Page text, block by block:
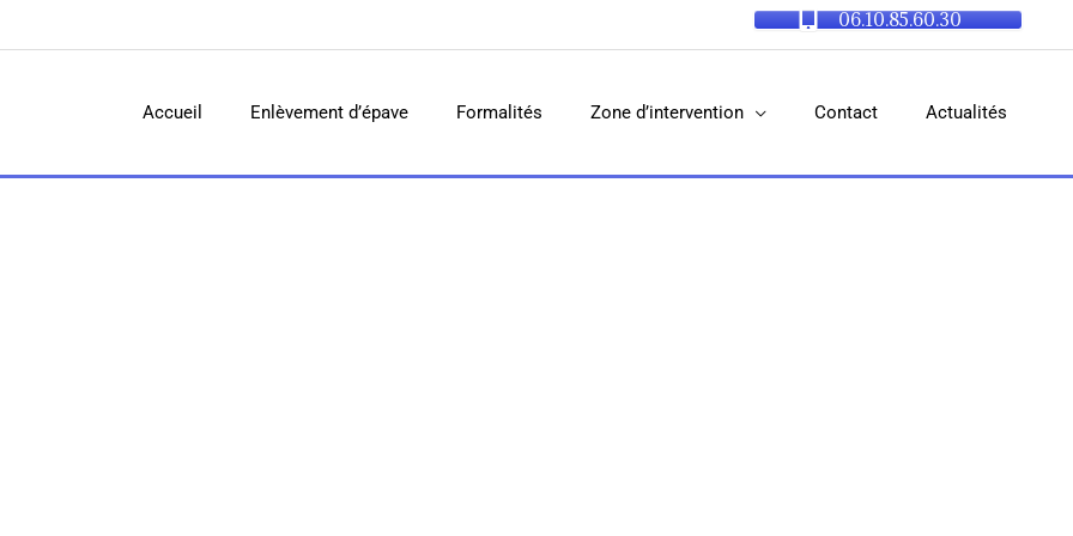
06.10.85.60.30
Accueil Enlèvement d’épave Formalités Zone d’intervention Contact Actualités